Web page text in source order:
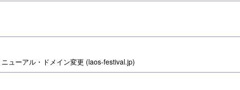
ューアル・ドメイン変更 (laos-festival.jp)